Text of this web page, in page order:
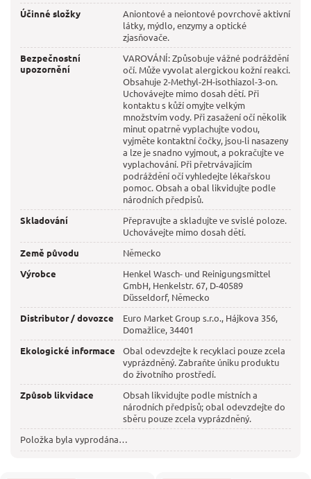
Účinné složky
Aniontové a neiontové povrchově aktivní
látky, mýdlo, enzymy a optické
zjasňovače.
Bezpečnostní
upozornění
VAROVÁNÍ: Způsobuje vážné podráždění
očí. Může vyvolat alergickou kožní reakci.
Obsahuje 2-Methyl-2H-isothiazol-3-on.
Uchovávejte mimo dosah dětí. Při
kontaktu s kůží omyjte velkým
množstvím vody. Při zasažení očí několik
minut opatrně vyplachujte vodou,
vyjměte kontaktní čočky, jsou-li nasazeny
a lze je snadno vyjmout, a pokračujte ve
vyplachování. Při přetrvávajícím
podráždění očí vyhledejte lékařskou
pomoc. Obsah a obal likvidujte podle
národních předpisů.
Skladování
Přepravujte a skladujte ve svislé poloze.
Uchovávejte mimo dosah dětí.
Země původu
Německo
Výrobce
Henkel Wasch- und Reinigungsmittel
GmbH, Henkelstr. 67, D-40589
Düsseldorf, Německo
Distributor / dovozce
Euro Market Group s.r.o., Hájkova 356,
Domažlice, 34401
Ekologické informace
Obal odevzdejte k recyklaci pouze zcela
vyprázdněný. Zabraňte úniku produktu
do životního prostředí.
Způsob likvidace
Obsah likvidujte podle místních a
národních předpisů; obal odevzdejte do
sběru pouze zcela vyprázdněný.
Položka byla vyprodána…